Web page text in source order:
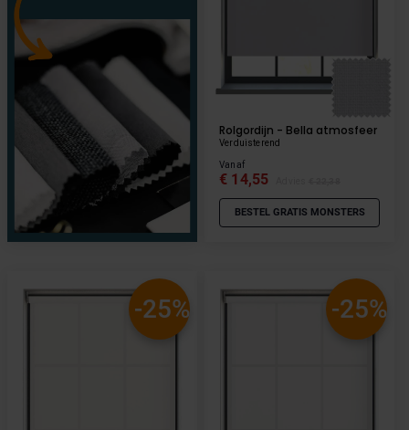
Rolgordijn - Bella atmosfeer
Verduisterend
Vanaf
€ 14,55
BESTEL GRATIS MONSTERS
-25% -25%